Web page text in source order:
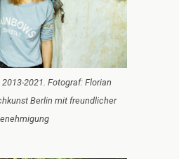
2021. Fotograf: Florian
Berlin mit freundlicher